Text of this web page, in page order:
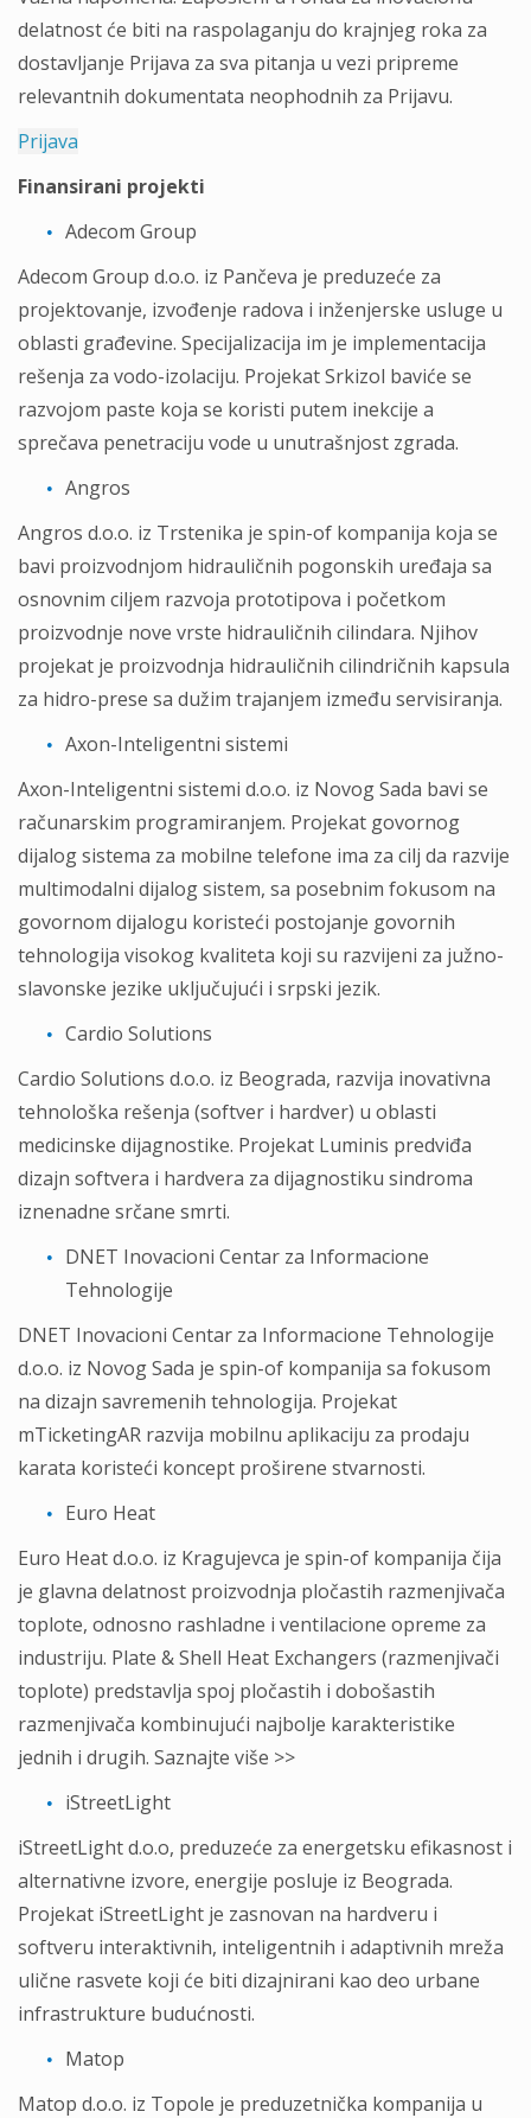
delatnost će biti na raspolaganju do krajnjeg roka za
dostavljanje Prijava za sva pitanja u vezi pripreme
relevantnih dokumentata neophodnih za Prijavu.
Prijava
Finansirani projekti
Adecom Group
Adecom Group d.o.o. iz Pančeva je preduzeće za
projektovanje, izvođenje radova i inženjerske usluge u
oblasti građevine. Specijalizacija im je implementacija
rešenja za vodo-izolaciju. Projekat Srkizol baviće se
razvojom paste koja se koristi putem inekcije a
sprečava penetraciju vode u unutrašnjost zgrada.
Angros
Angros d.o.o. iz Trstenika je spin-of kompanija koja se
bavi proizvodnjom hidrauličnih pogonskih uređaja sa
osnovnim ciljem razvoja prototipova i početkom
proizvodnje nove vrste hidrauličnih cilindara. Njihov
projekat je proizvodnja hidrauličnih cilindričnih kapsula
za hidro-prese sa dužim trajanjem između servisiranja.
Axon-Inteligentni sistemi
Axon-Inteligentni sistemi d.o.o. iz Novog Sada bavi se
računarskim programiranjem. Projekat govornog
dijalog sistema za mobilne telefone ima za cilj da razvije
multimodalni dijalog sistem, sa posebnim fokusom na
govornom dijalogu koristeći postojanje govornih
tehnologija visokog kvaliteta koji su razvijeni za južno-
slavonske jezike uključujući i srpski jezik.
Cardio Solutions
Cardio Solutions d.o.o. iz Beograda, razvija inovativna
tehnološka rešenja (softver i hardver) u oblasti
medicinske dijagnostike. Projekat Luminis predviđa
dizajn softvera i hardvera za dijagnostiku sindroma
iznenadne srčane smrti.
DNET Inovacioni Centar za Informacione
Tehnologije
DNET Inovacioni Centar za Informacione Tehnologije
d.o.o. iz Novog Sada je spin-of kompanija sa fokusom
na dizajn savremenih tehnologija. Projekat
mTicketingAR razvija mobilnu aplikaciju za prodaju
karata koristeći koncept proširene stvarnosti.
Euro Heat
Euro Heat d.o.o. iz Kragujevca je spin-of kompanija čija
je glavna delatnost proizvodnja pločastih razmenjivača
toplote, odnosno rashladne i ventilacione opreme za
industriju. Plate & Shell Heat Exchangers (razmenjivači
toplote) predstavlja spoj pločastih i dobošastih
razmenjivača kombinujući najbolje karakteristike
jednih i drugih. Saznajte više >>
iStreetLight
iStreetLight d.o.o, preduzeće za energetsku efikasnost i
alternativne izvore, energije posluje iz Beograda.
Projekat iStreetLight je zasnovan na hardveru i
softveru interaktivnih, inteligentnih i adaptivnih mreža
ulične rasvete koji će biti dizajnirani kao deo urbane
infrastrukture budućnosti.
Matop
Matop d.o.o. iz Topole je preduzetnička kompanija u